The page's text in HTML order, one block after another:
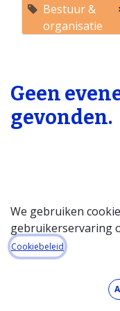
Bestuur &
organisatie
Geen
gevonden.
Startpagina
Over de databank
Wat kost de databank?
Hoe werkt de databank?
We gebruiken
gebruikerservaring
Cookiebeleid